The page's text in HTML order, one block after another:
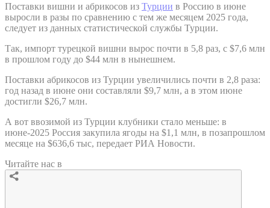
Поставки вишни и абрикосов из Турции в Россию в июне
выросли в разы по сравнению с тем же месяцем 2025 года,
следует из данных статистической службы Турции.
Так, импорт турецкой вишни вырос почти в 5,8 раз, с $7,6 млн
в прошлом году до $44 млн в нынешнем.
Поставки абрикосов из Турции увеличились почти в 2,8 раза:
год назад в июне они составляли $9,7 млн, а в этом июне
достигли $26,7 млн.
А вот ввозимой из Турции клубники стало меньше: в
июне-2025 Россия закупила ягоды на $1,1 млн, в позапрошлом
месяце на $636,6 тыс, передает РИА Новости.
Читайте нас в